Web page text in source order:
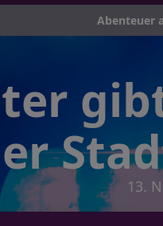
Abenteuer auf zwei
13.